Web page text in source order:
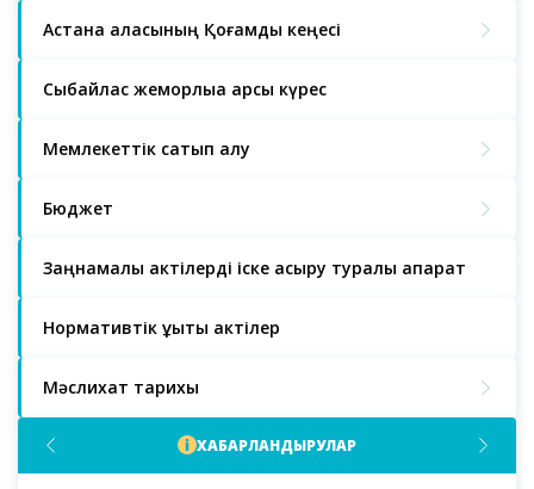
Астана қаласының Қоғамдық кеңесі
Сыбайлас жемқорлыққа қарсы күрес
Мемлекеттік сатып алу
Бюджет
Заңнамалық актілерді іске асыру туралы ақпарат
Нормативтік құқықтық актілер
Мәслихат тарихы
ХАБАРЛАНДЫРУЛАР